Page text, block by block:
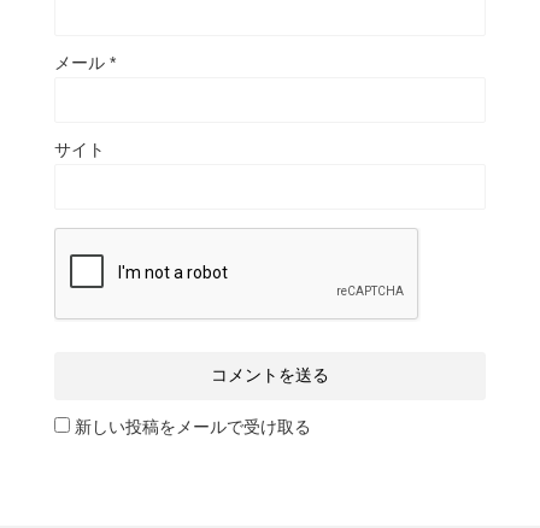
メール *
サイト
新しい投稿をメールで受け取る